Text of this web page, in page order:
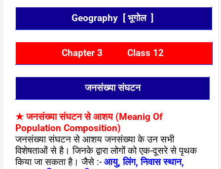
Geography [ भूगोल ]
Chapter 3 Class 12
जनसंख्या संघटन
★ जनसंख्यासंघटन से आशय (Meanig Of
Population Composition)
जनसंख्या संघटन से आशय जनसंख्या के उन सभी
विशेषताओं से है। जिनके द्वारा लोगों को एक-दूसरे से पृथक
किया जा सकता है। जैसे :-आयु, लिंग, निवास स्थान,